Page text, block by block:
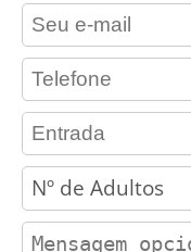
contact_email
contact_phone
adults
contact_message